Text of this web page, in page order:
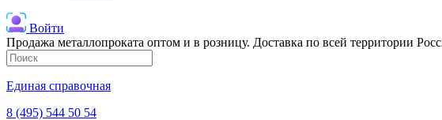
Войти
Продажа металлопроката оптом и в розницу. Доставка по всей территории
Единая справочная
8 (495) 544 50 54